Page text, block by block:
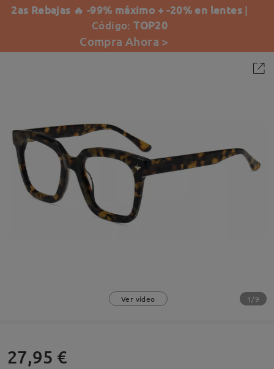
2as Rebajas 🔥 -99% máximo + -20% en lentes |
Código:TOP20
Compra Ahora >
Ver vídeo 1/9
27,95 €